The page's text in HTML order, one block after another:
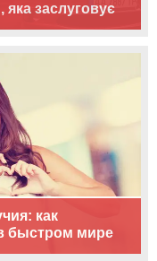
заслуговує
как
быстром мире